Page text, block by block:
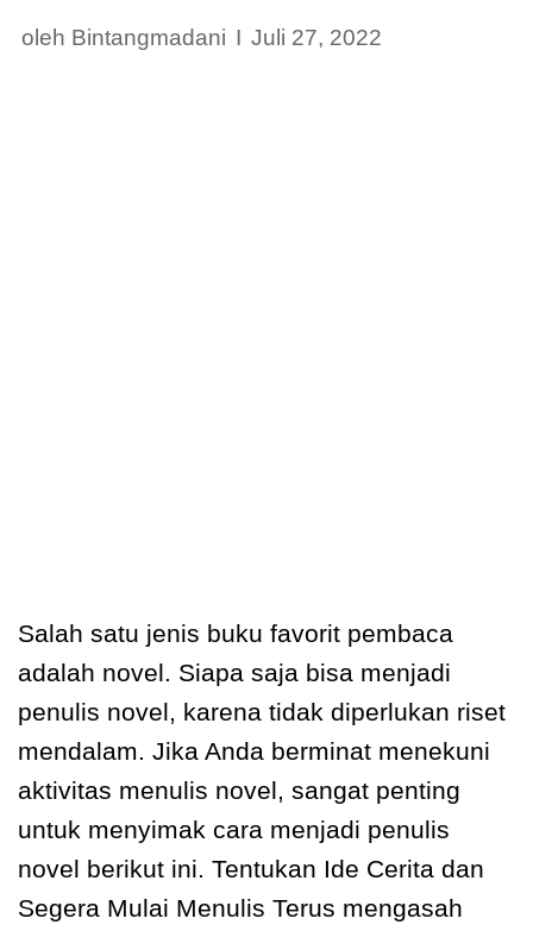
oleh Bintangmadani Juli 27, 2022
Salah satu jenis buku favorit pembaca
adalah novel. Siapa saja bisa menjadi
penulis novel, karena tidak diperlukan riset
mendalam. Jika Anda berminat menekuni
aktivitas menulis novel, sangat penting
untuk menyimak cara menjadi penulis
novel berikut ini. Tentukan Ide Cerita dan
Segera Mulai Menulis Terus mengasah